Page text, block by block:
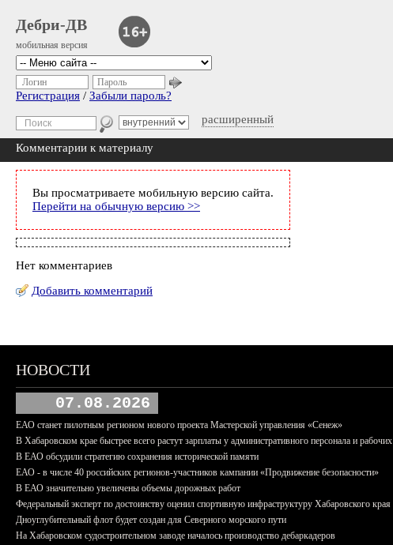
Дебри-ДВ
мобильная версия
расширенный
Логин Пароль
Регистрация / Забыли пароль?
Комментарии к материалу
Вы просматриваете мобильную версию сайта.
Перейти на обычную версию >>
Нет комментариев
Добавить комментарий
НОВОСТИ
07.08.2026
ЕАО станет пилотным регионом нового проекта Мастерской управления «Сенеж»
В Хабаровском крае быстрее всего растут зарплаты у административного персонала и рабочих
В ЕАО обсудили стратегию сохранения исторической памяти
ЕАО - в числе 40 российских регионов-участников кампании «Продвижение безопасности»
В ЕАО значительно увеличены объемы дорожных работ
Федеральный эксперт по достоинству оценил спортивную инфраструктуру Хабаровского края
Дноуглубительный флот будет создан для Северного морского пути
На Хабаровском судостроительном заводе началось производство дебаркадеров